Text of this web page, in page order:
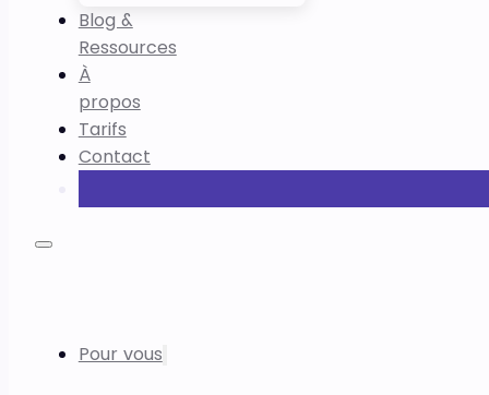
Blog &
Ressources
À
propos
Tarifs
Contact
Pour vous